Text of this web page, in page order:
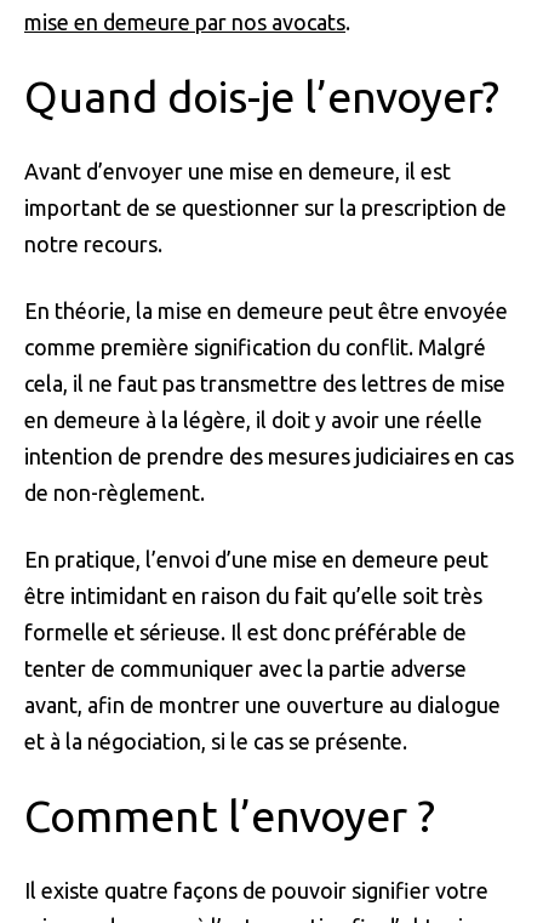
mise en demeure par nos avocats.
Quand dois-je l’envoyer?
Avant d’envoyer une mise en demeure, il est
important de se questionner sur la prescription de
notre recours.
En théorie, la mise en demeure peut être envoyée
comme première signification du conflit. Malgré
cela, il ne faut pas transmettre des lettres de mise
en demeure à la légère, il doit y avoir une réelle
intention de prendre des mesures judiciaires en cas
de non-règlement.
En pratique, l’envoi d’une mise en demeure peut
être intimidant en raison du fait qu’elle soit très
formelle et sérieuse. Il est donc préférable de
tenter de communiquer avec la partie adverse
avant, afin de montrer une ouverture au dialogue
et à la négociation, si le cas se présente.
Comment l’envoyer ?
Il existe quatre façons de pouvoir signifier votre